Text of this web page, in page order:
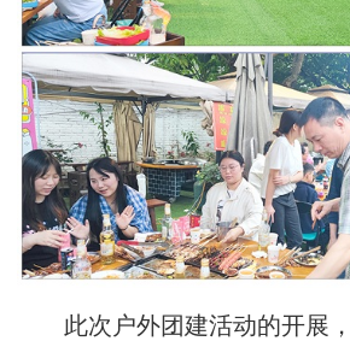
此次户外团建活动的开展